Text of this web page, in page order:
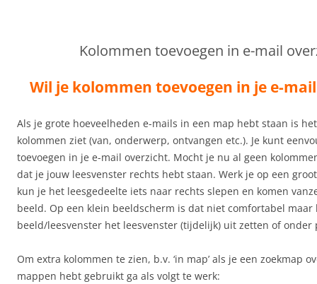
Kolommen toevoegen in e-mail
Wil je kolommen toevoegen in je e-
Als je grote hoeveelheden e-mails in een map hebt staan is
kolommen ziet (van, onderwerp, ontvangen etc.). Je kunt
toevoegen in je e-mail overzicht. Mocht je nu al geen
dat je jouw leesvenster rechts hebt staan. Werk je op een
kun je het leesgedeelte iets naar rechts slepen en komen
beeld. Op een klein beeldscherm is dat niet comfortabel maar
beeld/leesvenster het leesvenster (tijdelijk) uit zetten of onder
Om extra kolommen te zien, b.v. ‘in map’ als je een zoekmap
mappen hebt gebruikt ga als volgt te werk: